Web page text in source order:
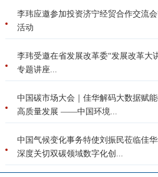
李玮应邀参加投资济宁经贸合作交流会
活动
李玮受邀在省发展改革委“发展改革大
专题讲座...
中国碳市场大会｜佳华解码大数据赋
高质量发展 ——中国环境...
中国气候变化事务特使刘振民莅临佳
深度关切双碳领域数字化创...